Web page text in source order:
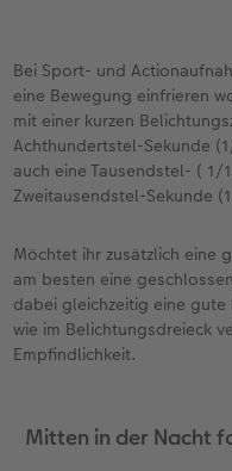
Bei Sport- und
eine Bewegung einfrieren
mit einer kurzen
Achthundertstel-Sekunde
auch eine Tausendstel- (
Zweitausendstel-Sekunde
Möchtet ihr zusätzlich eine
am besten eine
dabei gleichzeitig eine
wie im Belichtungsdreieck
Empfindlichkeit.
Mitten in der Nacht